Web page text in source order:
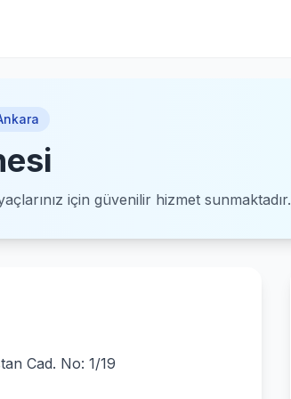
için güvenilir hizmet sunmaktadır.
Cad. No: 1/19